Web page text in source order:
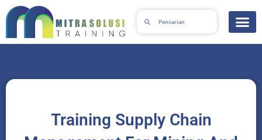
Skip
to
Training Supply Chain